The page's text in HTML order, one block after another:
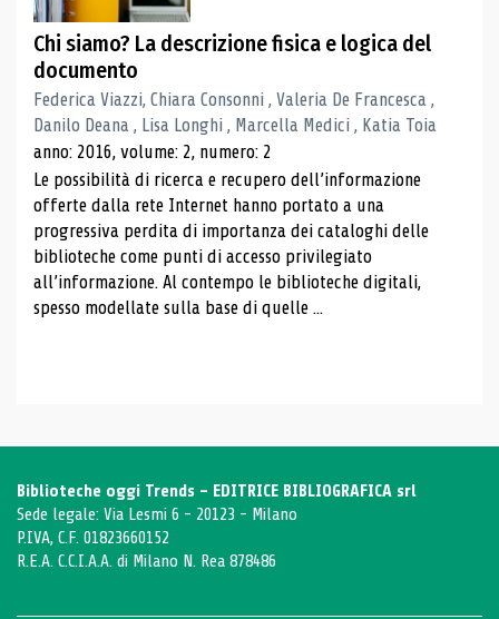
Chi siamo? La descrizione fisica e logica del
documento
Federica Viazzi, Chiara Consonni , Valeria De Francesca ,
Danilo Deana , Lisa Longhi , Marcella Medici , Katia Toia
anno: 2016, volume: 2, numero: 2
Le possibilità di ricerca e recupero dell’informazione
offerte dalla rete Internet hanno portato a una
progressiva perdita di importanza dei cataloghi delle
biblioteche come punti di accesso privilegiato
all’informazione. Al contempo le biblioteche digitali,
spesso modellate sulla base di quelle ...
Biblioteche oggi Trends - EDITRICE BIBLIOGRAFICA srl
Sede legale: Via Lesmi 6 - 20123 - Milano
P.IVA, C.F. 01823660152
R.E.A. C.C.I.A.A. di Milano N. Rea 878486